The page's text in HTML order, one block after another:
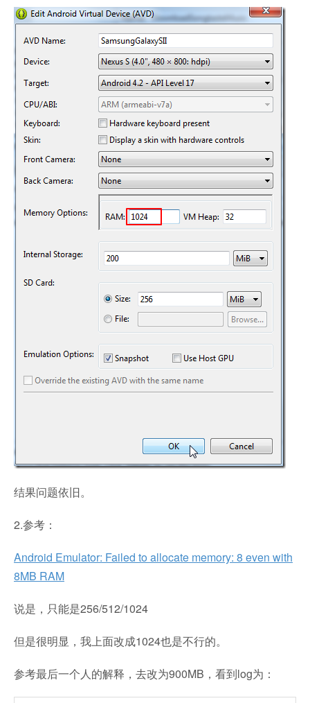
结果问题依旧。
2.参考：
Android Emulator: Failed to allocate memory: 8 even with
8MB RAM
说是，只能是256/512/1024
但是很明显，我上面改成1024也是不行的。
参考最后一个人的解释，去改为900MB，看到log为：